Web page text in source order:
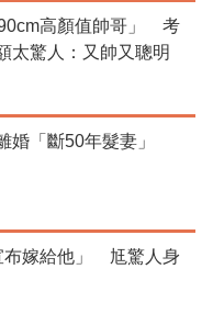
高顏值帥哥」 考
太驚人：又帥又聰明
婚「斷50年髮妻」
布嫁給他」 尪驚人身